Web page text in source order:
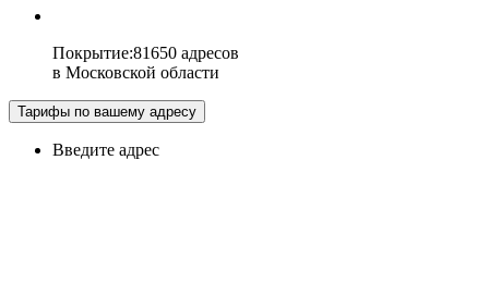
Покрытие:81650 адресов
в Московской области
Тарифы по вашему адресу
Введите адрес